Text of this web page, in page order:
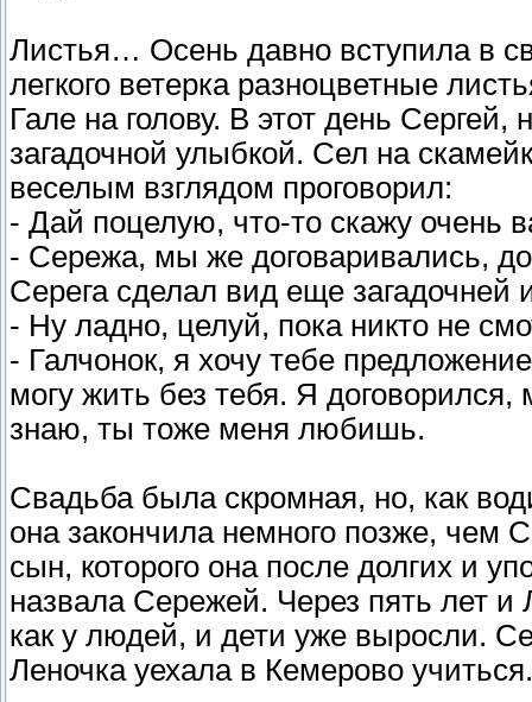
Листья… Осень давно вступила в
легкого ветерка разноцветные
Гале на голову. В этот день
загадочной улыбкой. Сел на
веселым взглядом проговорил:
- Дай поцелую, что-то скажу очень
- Сережа, мы же договаривались,
Серега сделал вид еще загадочней
- Ну ладно, целуй, пока никто не
- Галчонок, я хочу тебе
могу жить без тебя. Я
знаю, ты тоже меня любишь.
Свадьба была скромная, но, как
она закончила немного позже, чем
сын, которого она после долгих и
назвала Сережей. Через пять лет
как у людей, и дети уже выросли.
Леночка уехала в Кемерово учиться.